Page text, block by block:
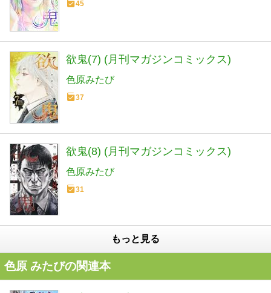
45
欲鬼(7) (月刊マガジンコミックス)
色原みたび
37
欲鬼(8) (月刊マガジンコミックス)
色原みたび
31
もっと見る
色原 みたびの関連本